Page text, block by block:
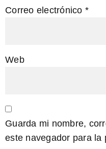
Correo electrónico *
Web
Guarda mi nombre,
este navegador para la